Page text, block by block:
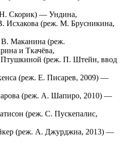
Скорик) — Ундина,
Исхакова (реж. М. Брусникина,
В. Маканина (реж.
и Ткачёва,
Птушкиной (реж. П. Штейн, ввод
(реж. Е. Писарев, 2009) —
(реж. А. Шапиро, 2010) —
(реж. С. Пускепалис,
(реж. А. Джурджиа, 2013) —